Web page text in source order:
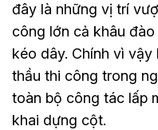
đây là những vị trí
công lớn cả khâu
kéo dây. Chính vì vậy
thầu thi công trong
toàn bộ công tác lấp
khai dựng cột.